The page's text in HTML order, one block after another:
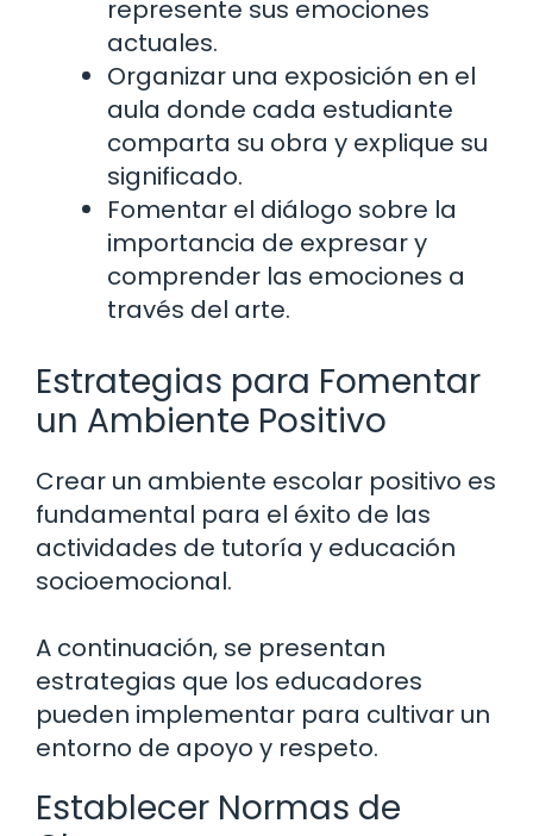
represente sus emociones
actuales.
Organizar una exposición en el
aula donde cada estudiante
comparta su obra y explique su
significado.
Fomentar el diálogo sobre la
importancia de expresar y
comprender las emociones a
través del arte.
Estrategias para Fomentar
un Ambiente Positivo
Crear un ambiente escolar positivo es
fundamental para el éxito de las
actividades de tutoría y educación
socioemocional.
A continuación, se presentan
estrategias que los educadores
pueden implementar para cultivar un
entorno de apoyo y respeto.
Establecer Normas de